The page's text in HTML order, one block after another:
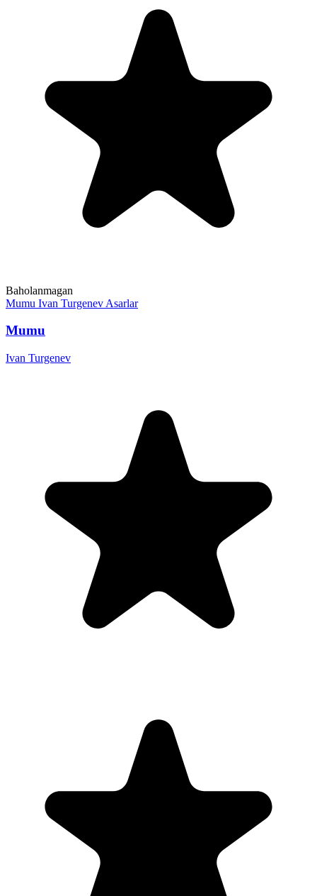
Baholanmagan
Mumu Ivan Turgenev Asarlar
Mumu
Ivan Turgenev